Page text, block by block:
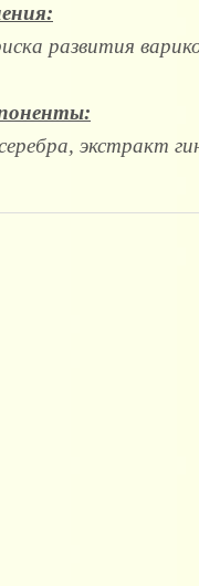
развития
экстракт